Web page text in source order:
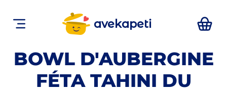
avekapeti
BOWL D'AUBERGINE
FÉTA TAHINI DU